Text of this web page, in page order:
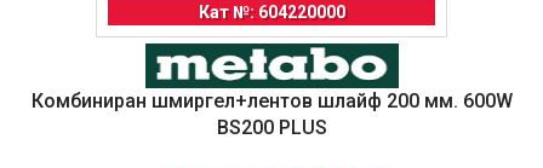
Кат №: 604220000
Комбиниран шмиргел+лентов шлайф 200 мм. 600W
BS200 PLUS